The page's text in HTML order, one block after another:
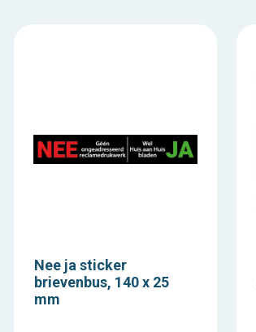
Nee ja sticker
brievenbus, 140 x 25
mm